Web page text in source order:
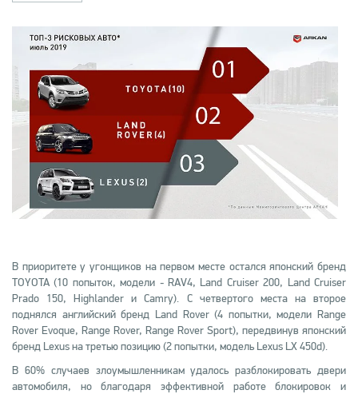
В приоритете у угонщиков на первом месте остался японский бренд
TOYOTA (10 попыток, модели - RAV4, Land Cruiser 200, Land Cruiser
Prado 150, Highlander и Camry). С четвертого места на второе
поднялся английский бренд Land Rover (4 попытки, модели Range
Rover Evoque, Range Rover, Range Rover Sport), передвинув японский
бренд Lexus на третью позицию (2 попытки, модель Lexus LX 450d).
В 60% случаев злоумышленникам удалось разблокировать двери
автомобиля, но благодаря эффективной работе блокировок и